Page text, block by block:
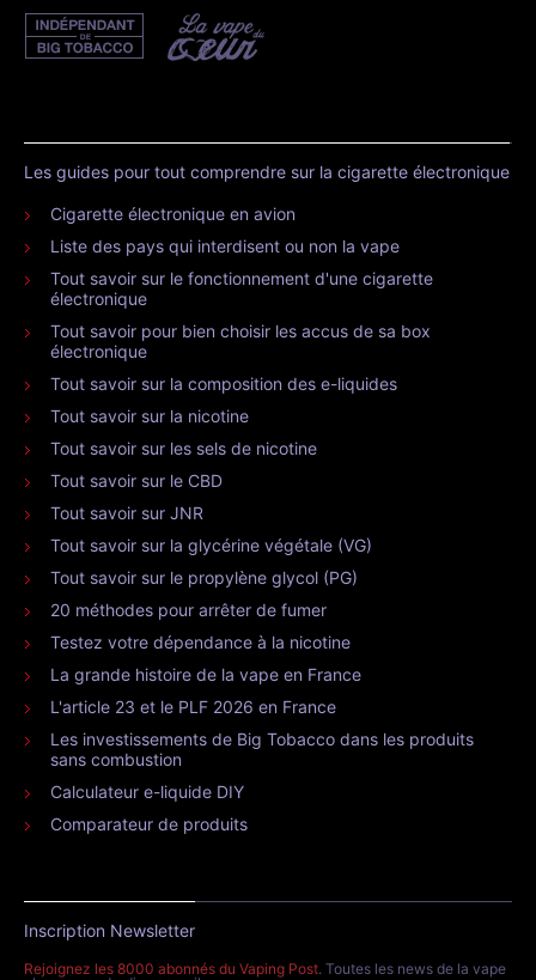
Les guides pour tout comprendre sur la cigarette électronique
Cigarette électronique en avion
Liste des pays qui interdisent ou non la vape
Tout savoir sur le fonctionnement d'une cigarette
électronique
Tout savoir pour bien choisir les accus de sa box
électronique
Tout savoir sur la composition des e-liquides
Tout savoir sur la nicotine
Tout savoir sur les sels de nicotine
Tout savoir sur le CBD
Tout savoir sur JNR
Tout savoir sur la glycérine végétale (VG)
Tout savoir sur le propylène glycol (PG)
20 méthodes pour arrêter de fumer
Testez votre dépendance à la nicotine
La grande histoire de la vape en France
L'article 23 et le PLF 2026 en France
Les investissements de Big Tobacco dans les produits
sans combustion
Calculateur e-liquide DIY
Comparateur de produits
Inscription Newsletter
Rejoignez les 8000 abonnés du Vaping Post. Toutes les news de la vape